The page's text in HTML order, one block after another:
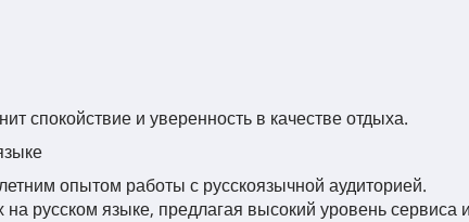
спокойствие и уверенность в качестве отдыха.
опытом работы с русскоязычной аудиторией.
русском языке, предлагая высокий уровень